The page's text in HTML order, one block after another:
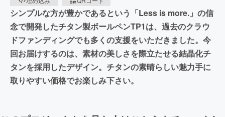
シンプルな方が豊かであるという「Less is more.」の信
念で開発したチタン製ボールペンTP1は、過去のクラウ
ドファンディングでも多くの支援をいただきました。今
回お届けするのは、素材の美しさを際立たせる結晶化チ
タンを採用したデザイン。チタンの素晴らしい魅力手に
取りやすい価格でお楽しみ下さい。